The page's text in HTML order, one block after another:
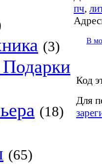
(3)
(18)
(65)
пч,
В
Код
Для